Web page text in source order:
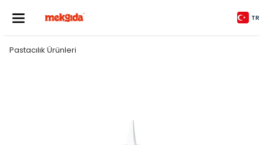
TR
Pastacılık Ürünleri